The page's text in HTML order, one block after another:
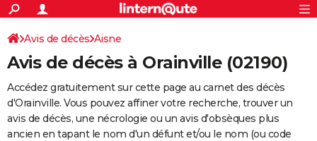
ACTUALITÉS
Politique
Société
Faits Divers
Education
Monde
Villes
+
SPORT
Coupe du monde 2026
Football
Tennis
Cyclisme
Rugby
Forum
Programme TV
TNT
Streaming
Cinéma
Sorties cinéma
Musique
+
FINANCE
Retraite
Impôts
Epargne
Immobilier
Risques naturels par ville
Banque
Assurance
Crédit
AUTO
Avis de décès Aisne
Avis de décès à Orainville (02190)
Accédez gratuitement sur cette page au carnet des décès
d'Orainville. Vous pouvez affiner votre recherche, trouver un
avis de décès, une nécrologie ou un avis d'obsèques plus
ancien en tapant le nom d'un défunt et/ou le nom (ou code